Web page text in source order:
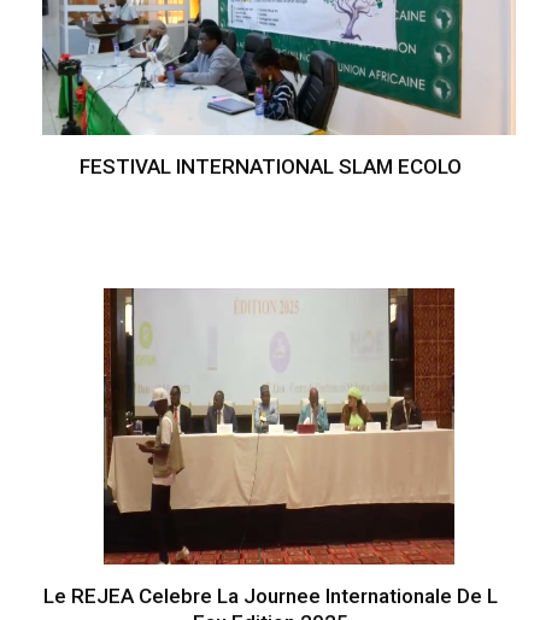
FESTIVAL INTERNATIONAL SLAM ECOLO
Le REJEA Celebre La Journee Internationale De L